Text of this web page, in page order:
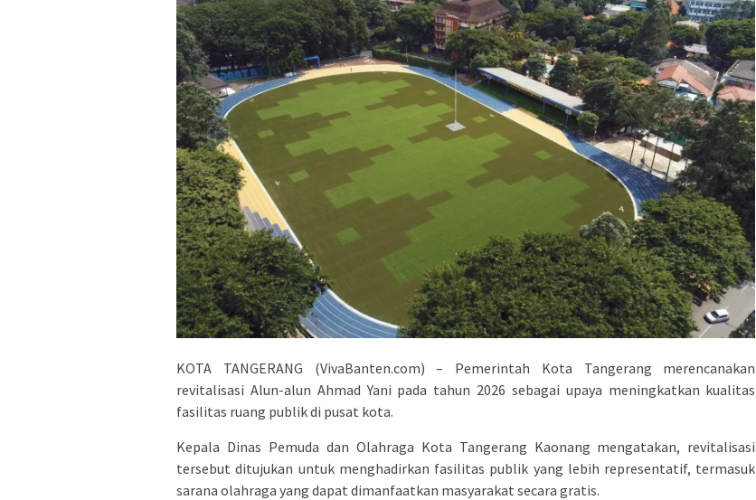
KOTA TANGERANG (VivaBanten.com) – Pemerintah Kota Tangerang merencanakan
revitalisasi Alun-alun Ahmad Yani pada tahun 2026 sebagai upaya meningkatkan kualitas
fasilitas ruang publik di pusat kota.
Kepala Dinas Pemuda dan Olahraga Kota Tangerang Kaonang mengatakan, revitalisasi
tersebut ditujukan untuk menghadirkan fasilitas publik yang lebih representatif, termasuk
sarana olahraga yang dapat dimanfaatkan masyarakat secara gratis.